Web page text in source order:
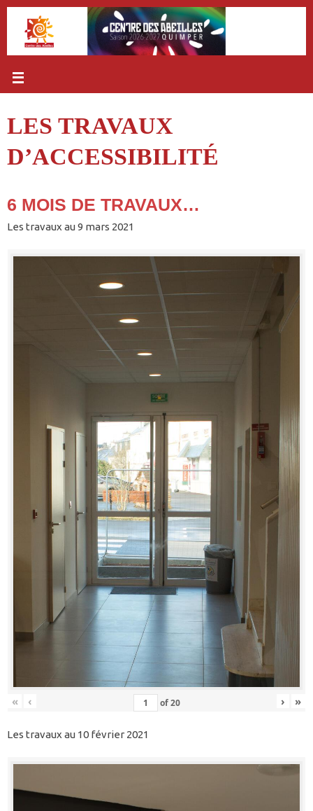
Passer
contenu
LES TRAVAUX
D’ACCESSIBILITÉ
6 MOIS DE TRAVAUX…
Les travaux au 9 mars 2021
« ‹ of20 › »
Les travaux au 10 février 2021